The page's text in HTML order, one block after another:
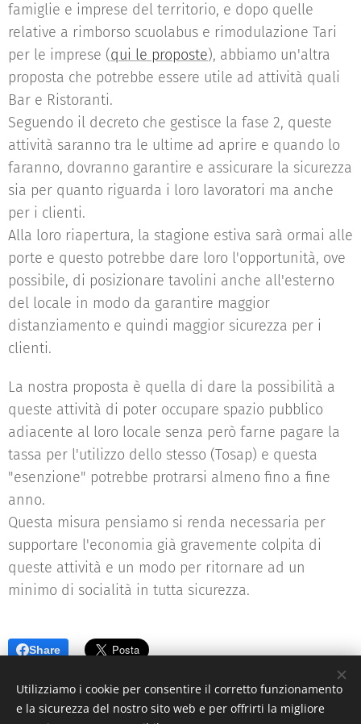
famiglie e imprese del territorio, e dopo quelle
relative a rimborso scuolabus e rimodulazione Tari
per le imprese (qui le proposte), abbiamo un'altra
proposta che potrebbe essere utile ad attività quali
Bar e Ristoranti.
Seguendo il decreto che gestisce la fase 2, queste
attività saranno tra le ultime ad aprire e quando lo
faranno, dovranno garantire e assicurare la sicurezza
sia per quanto riguarda i loro lavoratori ma anche
per i clienti.
Alla loro riapertura, la stagione estiva sarà ormai alle
porte e questo potrebbe dare loro l'opportunità, ove
possibile, di posizionare tavolini anche all'esterno
del locale in modo da garantire maggior
distanziamento e quindi maggior sicurezza per i
clienti.
La nostra proposta è quella di dare la possibilità a
queste attività di poter occupare spazio pubblico
adiacente al loro locale senza però farne pagare la
tassa per l'utilizzo dello stesso (Tosap) e questa
"esenzione" potrebbe protrarsi almeno fino a fine
anno.
Questa misura pensiamo si renda necessaria per
supportare l'economia già gravemente colpita di
queste attività e un modo per ritornare ad un
minimo di socialità in tutta sicurezza.
Share
Utilizziamo i cookie per consentire il corretto funzionamento
e la sicurezza del nostro sito web e per offrirti la migliore